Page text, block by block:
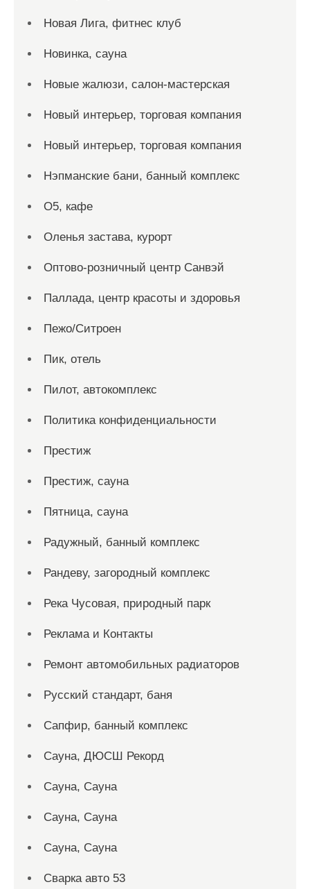
Новая Лига, фитнес клуб
Новинка, сауна
Новые жалюзи, салон-мастерская
Новый интерьер, торговая компания
Новый интерьер, торговая компания
Нэпманские бани, банный комплекс
О5, кафе
Оленья застава, курорт
Оптово-розничный центр Санвэй
Паллада, центр красоты и здоровья
Пежо/Ситроен
Пик, отель
Пилот, автокомплекс
Политика конфиденциальности
Престиж
Престиж, сауна
Пятница, сауна
Радужный, банный комплекс
Рандеву, загородный комплекс
Река Чусовая, природный парк
Реклама и Контакты
Ремонт автомобильных радиаторов
Русский стандарт, баня
Сапфир, банный комплекс
Сауна, ДЮСШ Рекорд
Сауна, Сауна
Сауна, Сауна
Сауна, Сауна
Сварка авто 53